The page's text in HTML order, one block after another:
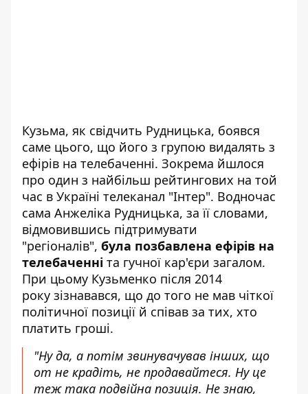
Кузьма, як свідчить Рудницька, боявся
саме цього, що його з групою видалять з
ефірів на телебаченні. Зокрема йшлося
про один з найбільш рейтингових на той
час в Україні телеканал "Інтер". Водночас
сама Анжеліка Рудницька, за її словами,
відмовившись підтримувати
"регіоналів", була позбавлена ефірів на
телебаченні та гучної кар'єри загалом.
При цьому Кузьменко після 2014
року зізнавався, що до того не мав чіткої
політичної позиції й співав за тих, хто
платить гроші.
"Ну да, а потім звинувачував інших, що
от не крадіть, не продавайтеся. Ну це
теж така подвійна позиція. Не знаю,